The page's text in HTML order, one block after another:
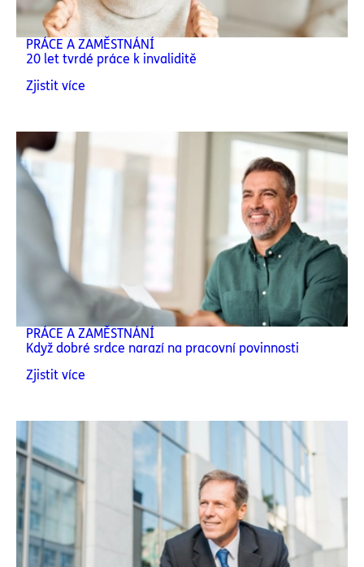
PRÁCE A ZAMĚSTNÁNÍ
20 let tvrdé práce k invaliditě
Zjistit více
PRÁCE A ZAMĚSTNÁNÍ
Když dobré srdce narazí na pracovní povinnosti
Zjistit více